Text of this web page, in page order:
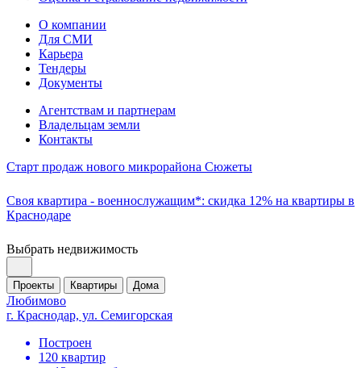
О компании
Для СМИ
Карьера
Тендеры
Документы
Агентствам и партнерам
Владельцам земли
Контакты
Старт продаж нового микрорайона Сюжеты
Своя квартира - военнослужащим*: скидка 12% на квартиры в
Краснодаре
Выбрать недвижимость
Проекты Квартиры Дома
Любимово
г. Краснодар, ул. Семигорская
Построен
120 квартир